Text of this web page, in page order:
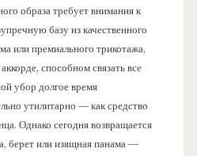
образа требует внимания к
базу из качественного
или премиального трикотажа,
способном связать все
убор долгое время
утилитарно — как средство
Однако сегодня возвращается
берет или изящная панама —